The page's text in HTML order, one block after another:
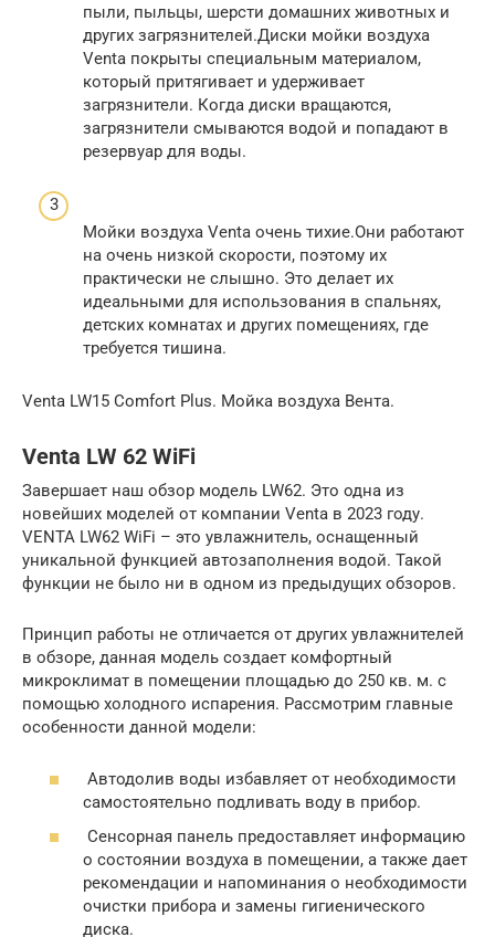
пыли, пыльцы, шерсти домашних животных и
других загрязнителей.Диски мойки воздуха
Venta покрыты специальным материалом,
который притягивает и удерживает
загрязнители. Когда диски вращаются,
загрязнители смываются водой и попадают в
резервуар для воды.
Мойки воздуха Venta очень тихие.Они работают
на очень низкой скорости, поэтому их
практически не слышно. Это делает их
идеальными для использования в спальнях,
детских комнатах и других помещениях, где
требуется тишина.
Venta LW15 Comfort Plus. Мойка воздуха Вента.
Venta LW 62 WiFi
Завершает наш обзор модель LW62. Это одна из
новейших моделей от компании Venta в 2023 году.
VENTA LW62 WiFi – это увлажнитель, оснащенный
уникальной функцией автозаполнения водой. Такой
функции не было ни в одном из предыдущих обзоров.
Принцип работы не отличается от других увлажнителей
в обзоре, данная модель создает комфортный
микроклимат в помещении площадью до 250 кв. м. с
помощью холодного испарения. Рассмотрим главные
особенности данной модели:
Автодолив воды избавляет от необходимости
самостоятельно подливать воду в прибор.
Сенсорная панель предоставляет информацию
о состоянии воздуха в помещении, а также дает
рекомендации и напоминания о необходимости
очистки прибора и замены гигиенического
диска.